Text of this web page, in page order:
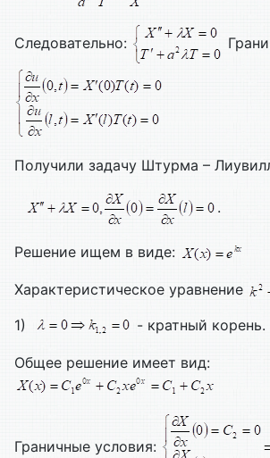
Следовательно:
Получили задачу Штурма –
.
Решение ищем в виде:
Характеристическое уравнение
1) - кратный корень.
Общее решение имеет вид:
Граничные условия: